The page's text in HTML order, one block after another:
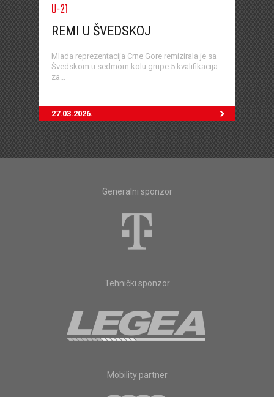
U-21
REMI U ŠVEDSKOJ
Mlada reprezentacija Crne Gore remizirala je sa
Švedskom u sedmom kolu grupe 5 kvalifikacija
za...
27.03.2026.
Generalni sponzor
Tehnički sponzor
Mobility partner